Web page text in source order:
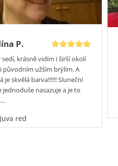
P.
sedí, krásně vidím i širší okolí
původním užším brýlím. A
je skvělá barva!!!!!! Sluneční
jednoduše nasazuje a je to
Juva red